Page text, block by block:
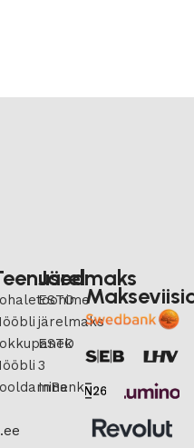
Järelmaks
ESTO
järelmaks
ESTO
3
InBank